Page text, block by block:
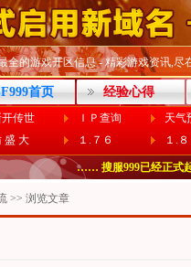
全的游戏开区信息 - 精彩游戏资讯,尽
首页 经验心得
传世 ＩＰ查询
天气
盛 大
１.７６ １.
…… 偶尔打不开
…… 搜服999已经正式
>> 浏览文章